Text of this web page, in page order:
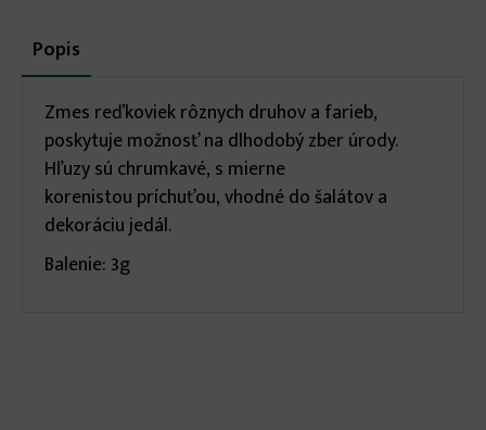
More
infos
Popis
karta)
Zmes reďkoviek rôznych druhov a farieb,
poskytuje možnosť na dlhodobý zber úrody.
Hľuzy sú chrumkavé, s mierne
korenistou príchuťou, vhodné do šalátov a
dekoráciu jedál.
Balenie: 3g